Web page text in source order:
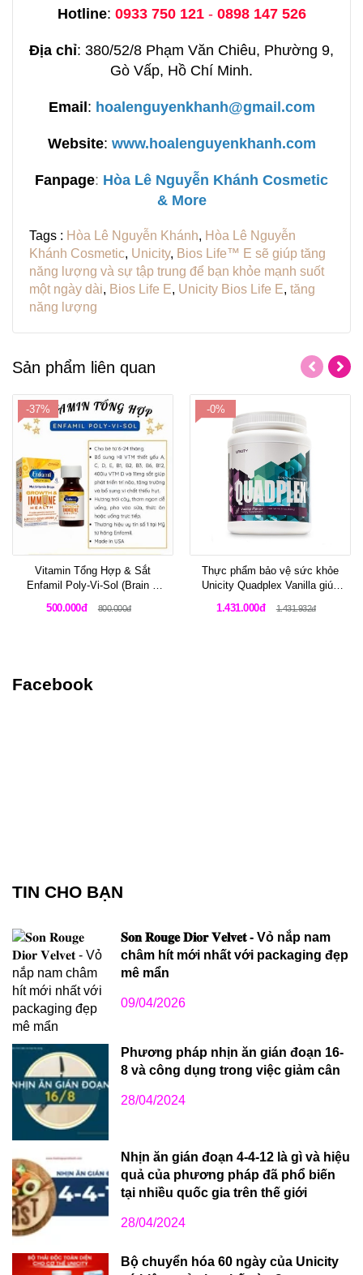
Hotline: 0933 750 121- 0898 147 526
Địa chỉ: 380/52/8 Phạm Văn Chiêu, Phường 9,
Gò Vấp, Hồ Chí Minh.
Email: hoalenguyenkhanh@gmail.com
Website: www.hoalenguyenkhanh.com
Fanpage: Hòa Lê Nguyễn Khánh Cosmetic
& More
Tags : Hòa Lê Nguyễn Khánh, Hòa Lê Nguyễn
Khánh Cosmetic, Unicity, Bios Life™ E sẽ giúp tăng
năng lượng và sự tập trung để bạn khỏe mạnh suốt
một ngày dài, Bios Life E, Unicity Bios Life E, tăng
năng lượng
Sản phẩm liên quan
-37%
Vitamin Tổng Hợp & Sắt
Enfamil Poly-Vi-Sol (Brain &
500.000đ 800.000đ
-0%
Thực phẩm bảo vệ sức khỏe
Unicity Quadplex Vanilla giúp
soát cân nặng cho vận động
1.431.000đ 1.431.932đ
Facebook
TIN CHO BẠN
𝐒𝐨𝐧 𝐑𝐨𝐮𝐠𝐞 𝐃𝐢𝐨𝐫 𝐕𝐞𝐥𝐯𝐞𝐭 - Vỏ nắp nam
châm hít mới nhất với packaging đẹp
mê mẩn
09/04/2026
Phương pháp nhịn ăn gián đoạn 16-
8 và công dụng trong việc giảm cân
28/04/2024
Nhịn ăn gián đoạn 4-4-12 là gì và hiệu
quả của phương pháp đã phổ biến
tại nhiều quốc gia trên thế giới
28/04/2024
Bộ chuyển hóa 60 ngày của Unicity